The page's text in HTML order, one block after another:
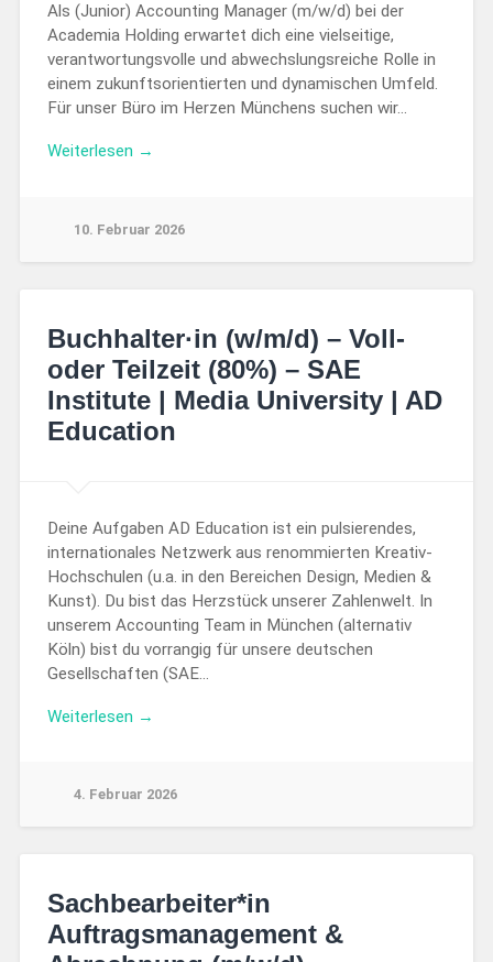
Als (Junior) Accounting Manager (m/w/d) bei der
Academia Holding erwartet dich eine vielseitige,
verantwortungsvolle und abwechslungsreiche Rolle in
einem zukunftsorientierten und dynamischen Umfeld.
Für unser Büro im Herzen Münchens suchen wir…
Weiterlesen →
10. Februar 2026
Buchhalter·in (w/m/d) – Voll-
oder Teilzeit (80%) – SAE
Institute | Media University | AD
Education
Deine Aufgaben AD Education ist ein pulsierendes,
internationales Netzwerk aus renommierten Kreativ-
Hochschulen (u.a. in den Bereichen Design, Medien &
Kunst). Du bist das Herzstück unserer Zahlenwelt. In
unserem Accounting Team in München (alternativ
Köln) bist du vorrangig für unsere deutschen
Gesellschaften (SAE…
Weiterlesen →
4. Februar 2026
Sachbearbeiter*in
Auftragsmanagement &